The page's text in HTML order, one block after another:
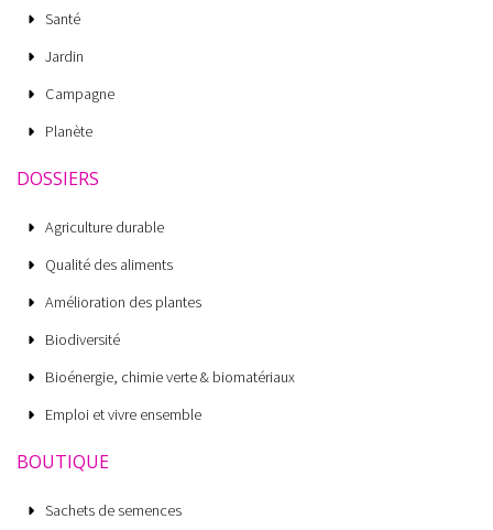
Santé
Jardin
Campagne
Planète
DOSSIERS
Agriculture durable
Qualité des aliments
Amélioration des plantes
Biodiversité
Bioénergie, chimie verte & biomatériaux
Emploi et vivre ensemble
BOUTIQUE
Sachets de semences